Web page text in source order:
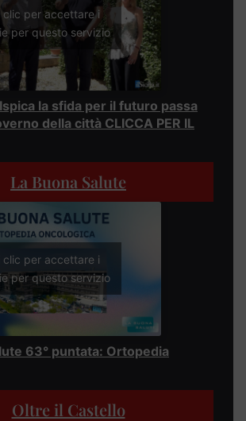
clic per accettare i
per questo servizio
la sfida per il futuro passa
della città CLICCA PER IL
La Buona Salute
clic per accettare i
per questo servizio
63° puntata: Ortopedia
Oltre il Castello